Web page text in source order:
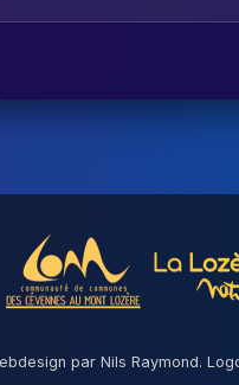
par Nils Raymond.